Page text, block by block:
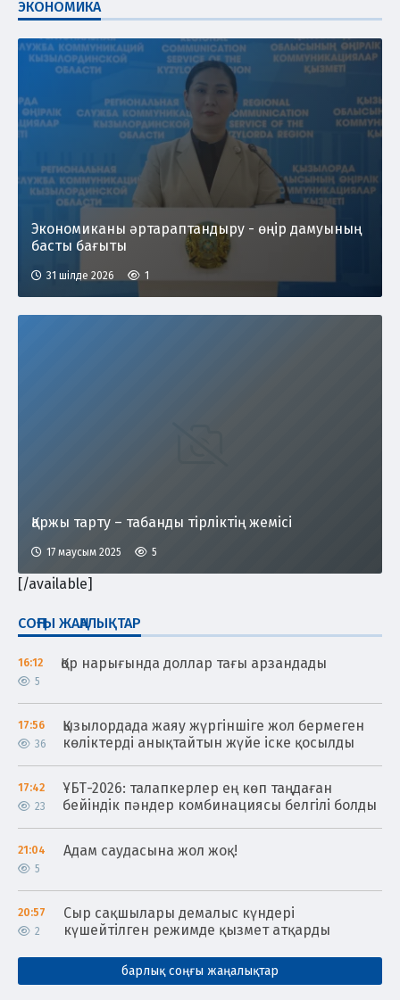
СОҢҒЫ ЖАҢАЛЫҚТАР
16:12
5
Қор нарығында доллар тағы арзандады
17:56
36
Қызылордада жаяу жүргіншіге жол бермеген
көліктерді анықтайтын жүйе іске қосылды
17:42
23
ҰБТ-2026: талапкерлер ең көп таңдаған
бейіндік пәндер комбинациясы белгілі болды
21:04
5
Адам саудасына жол жоқ!
20:57
2
Сыр сақшылары демалыс күндері
күшейтілген режимде қызмет атқарды
барлық соңғы жаңалықтар
ЭКОНОМИКА
Экономиканы әртараптандыру - өңір дамуының
басты бағыты
31 шілде 2026 1
Қаржы тарту – табанды тірліктің жемісі
17 маусым 2025 5
[/available]